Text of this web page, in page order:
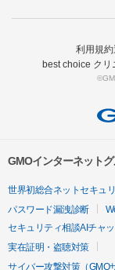
利用規約
best choice クリ
GMOインターネット
世界初総合ネットセキュ
パスワード漏洩診断
セキュリティ相談AIチャ
実在証明・盗聴対策
サイバー攻撃対策（GMO